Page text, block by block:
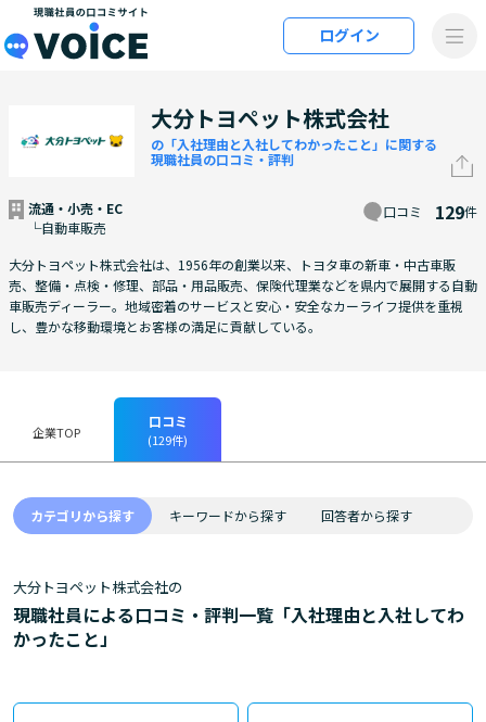
メインコンテンツにスキップ
ログイン
大分トヨペット株式会社
の「入社理由と入社してわかったこと」に関する
現職社員の口コミ・評判
流通・小売・EC
└自動車販売
口コミ 129件
大分トヨペット株式会社は、1956年の創業以来、トヨタ車の新車・中古車販
売、整備・点検・修理、部品・用品販売、保険代理業などを県内で展開する自動
車販売ディーラー。地域密着のサービスと安心・安全なカーライフ提供を重視
し、豊かな移動環境とお客様の満足に貢献している。
企業TOP
口コミ
(129件)
カテゴリから探す キーワードから探す 回答者から探す
大分トヨペット株式会社の
現職社員による口コミ・評判一覧「入社理由と入社してわ
かったこと」